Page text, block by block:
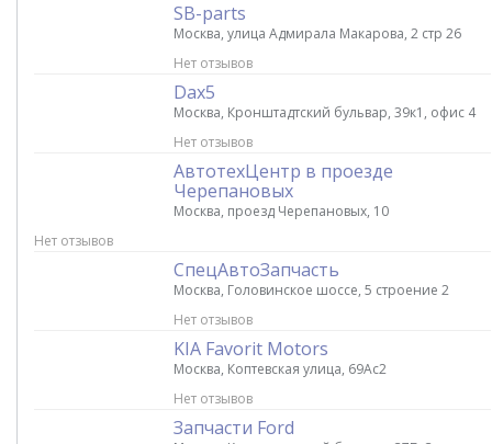
SB-parts
Москва, улица Адмирала Макарова, 2 стр 26
Нет отзывов
Dax5
Москва, Кронштадтский бульвар, 39к1, офис 4
Нет отзывов
АвтотехЦентр в проезде
Черепановых
Москва, проезд Черепановых, 10
Нет отзывов
СпецАвтоЗапчасть
Москва, Головинское шоссе, 5 строение 2
Нет отзывов
KIA Favorit Motors
Москва, Коптевская улица, 69Ас2
Нет отзывов
Запчасти Ford